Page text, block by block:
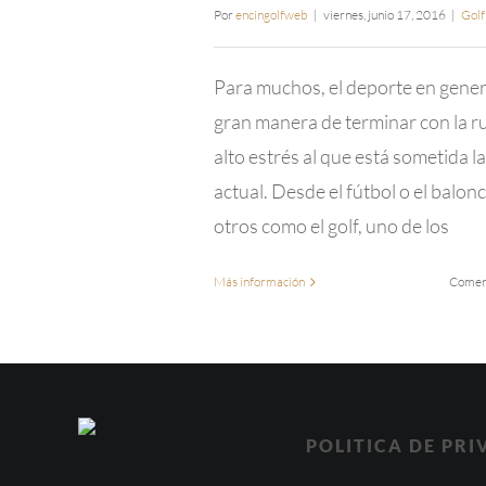
Porencingolfweb | viernes, junio 17, 2016 | Golf
Para muchos, el deporte en
gran manera de terminar con la
alto estrés al que está sometida
actual. Desde el fútbol o el
otros como el golf, uno de los
Más información
POLITICA DE